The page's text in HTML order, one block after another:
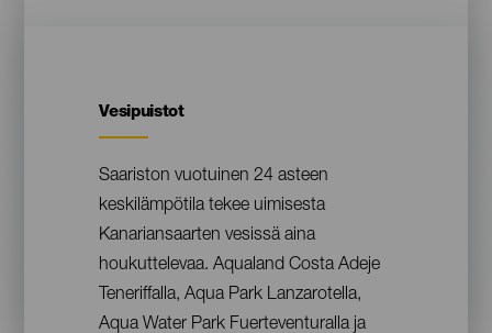
Contenido
Vesipuistot
Saariston vuotuinen 24 asteen
keskilämpötila tekee uimisesta
Kanariansaarten vesissä aina
houkuttelevaa. Aqualand Costa Adeje
Teneriffalla, Aqua Park Lanzarotella,
Aqua Water Park Fuerteventuralla ja